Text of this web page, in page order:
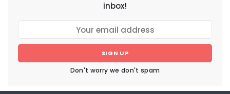
inbox!
SIGN UP
Don't worry we don't spam